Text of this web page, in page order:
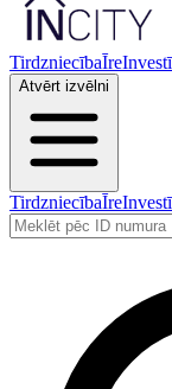
TirdzniecībaĪre
Atvērt izvēlni
TirdzniecībaĪre